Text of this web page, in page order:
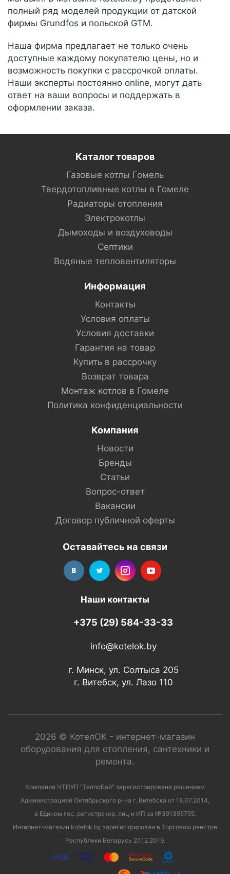
полный ряд моделей продукции от датской
фирмы Grundfos и польской GTM.
Наша фирма предлагает не только очень
доступные каждому покупателю цены, но и
возможность покупки с рассрочкой оплаты.
Наши эксперты постоянно online, могут дать
ответ на ваши вопросы и поддержать в
оформлении заказа.
Каталог товаров
Газовые котлы Гомель
Твердотопливные котлы в Гомеле
Радиаторы отопления
Электрокотлы
Дымоходы и воздуховоды
Септики
Водяные тепловентиляторы
Информация
Контакты
Условия оплаты
Условия доставки
Гарантия на товар
Купить в рассрочку
Возврат товара
Монтаж котлов в Гомеле
Политика конфиденциальности
Компания
Новости
Бренды
Статьи
Вопрос-ответ
Вакансии
Договор публичной оферты
Оставайтесь на связи
Наши контакты
+375 (29) 584-33-33
info@kotelok.by
г. Минск, ул. Солтыса 205
г. Витебск, ул. Лазо 110
2026 © КотелОК - интернет-магазин
оборудования для отопления, сантехники и
ремонта.
Компания ЧТПУП "ТеплоБай" зарегистрирована решением
Администрацией Октябрьского р-на г. Витебска от 18.07.2014,
в Едином гос. регистре юр. лиц и ИП за №391395755.
Интернет-магазин kotelok.by зарегистрирован в Торговом реестре
Республики Беларусь 27.12.2019.